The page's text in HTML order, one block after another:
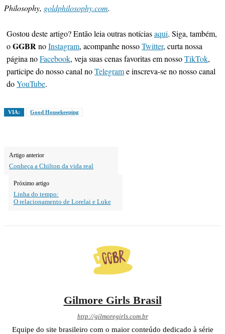
Philosophy, goldphilosophy.com.
Gostou deste artigo? Então leia outras notíciasaqui. Siga, também,
oGGBRnoInstagram, acompanhe nossoTwitter, curta nossa
página noFacebook, veja suas cenas favoritas em nossoTikTok,
participe do nosso canal noTelegrame inscreva-se no nosso canal
doYouTube.
VIA: Good Housekeeping
Artigo anterior
Conheça a Chilton da vida real
Próximo artigo
Linha do tempo:
O relacionamento de Lorelai e Luke
Gilmore Girls Brasil
http://gilmoregirls.com.br
Equipe do site brasileiro com o maior conteúdo dedicado à série